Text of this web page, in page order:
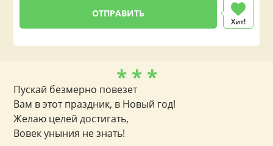
Хит!
* * *
Пускай безмерно повезет
Вам в этот праздник, в Новый год!
Желаю целей достигать,
Вовек уныния не знать!